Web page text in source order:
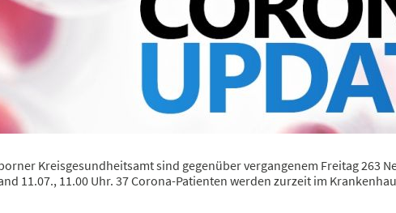
Kreisgesundheitsamt sind gegenüber vergangenem Freitag 263
11.07., 11.00 Uhr. 37 Corona-Patienten werden zurzeit im